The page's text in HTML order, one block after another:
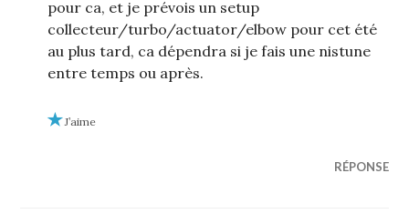
pour ca, et je prévois un setup
collecteur/turbo/actuator/elbow pour cet été
au plus tard, ca dépendra si je fais une nistune
entre temps ou après.
J’aime
RÉPONSE